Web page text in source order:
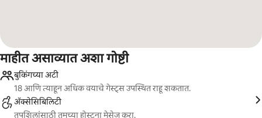
माहीत असाव्यात अशा गोष्टी
बुकिंगच्या अटी
18 आणि त्याहून अधिक वयाचे गेस्ट्स उपस्थित राहू शकतात.
ॲक्सेसिबिलिटी
तपशिलांसाठी तुमच्या होस्टना मेसेज करा.